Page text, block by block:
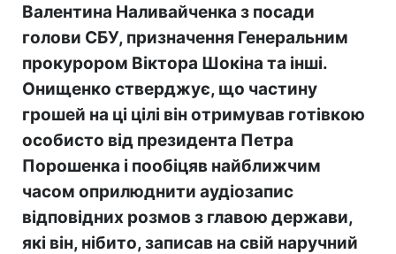
Валентина Наливайченка з посади
голови СБУ, призначення Генеральним
прокурором Віктора Шокіна та інші.
Онищенко стверджує, що частину
грошей на ці цілі він отримував готівкою
особисто від президента Петра
Порошенка і пообіцяв найближчим
часом оприлюднити аудіозапис
відповідних розмов з главою держави,
які він, нібито, записав на свій наручний